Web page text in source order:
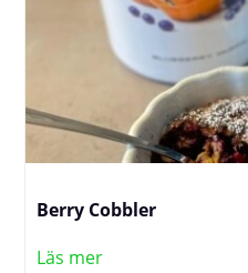
Berry Cobbler
Läs mer